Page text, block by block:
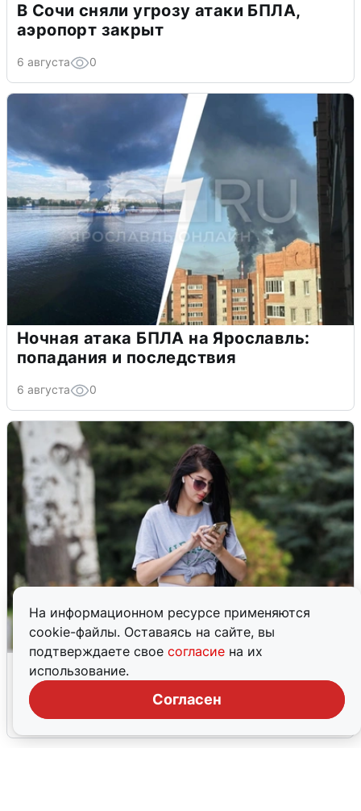
На информационном ресурсе применяются
cookie-файлы. Оставаясь на сайте, вы
подтверждаете свое согласие на их
использование.
Согласен
В Сочи сняли угрозу атаки БПЛА,
аэропорт закрыт
6 августа 0
Ночная атака БПЛА на Ярославль:
попадания и последствия
6 августа 0
Волгоградцы остались без
мобильного интернета
6 августа 0